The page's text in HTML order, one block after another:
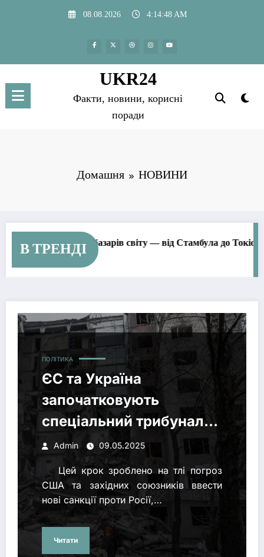
08.08.2026 4:14:50 AM
UKR24
Факти, новини, корисні
поради
Домашня НОВИНИ
В ТРЕНДІ
і базарів світу — від Стамбула до Токіо Шипить
ЄС та Україна започатковують спеціальний трибунал для
ПОЛІТИКА
ЄС та Україна
започатковують
спеціальний трибунал
для переслідування
військових злочинів
Путіна
Admin 09.05.2025
Цей крок зроблено на тлі погроз
США та західних союзників ввести
нові санкції проти Росії,…
Читати